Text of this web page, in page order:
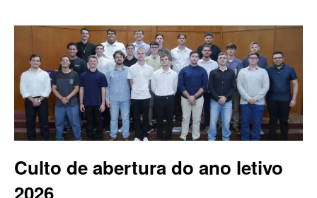
Culto de abertura do ano letivo